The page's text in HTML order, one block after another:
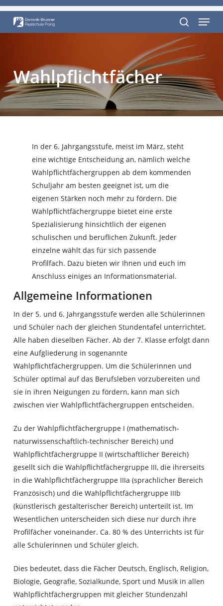
Skip
main
search
Menu
Wahlpflichtfächer
In der 6. Jahrgangsstufe, meist im März, steht
eine wichtige Entscheidung an, nämlich welche
Wahlpflichtfächergruppen ab dem kommenden
Schuljahr am besten geeignet ist, um die
eigenen Stärken noch mehr zu fördern. Die
Wahlpflichtfächergruppe bietet eine erste
Spezialisierung hinsichtlich der eigenen
schulischen und beruflichen Zukunft. Jeder
einzelne wählt das für sich passende
Profilfach. Dazu bieten wir Ihnen und euch im
Anschluss einiges an Informationsmaterial.
Allgemeine Informationen
In der 5. und 6. Jahrgangsstufe werden alle Schülerinnen
und Schüler nach der gleichen Stundentafel unterrichtet.
Alle haben dieselben Fächer. Ab der 7. Klasse erfolgt dann
eine Aufgliederung in sogenannte
Wahlpflichtfächergruppen. Um die Schülerinnen und
Schüler optimal auf das Berufsleben vorzubereiten und
sie in ihren Neigungen zu fördern, kann man sich
zwischen vier Wahlpflichtfächergruppen entscheiden.
Zu der Wahlpflichtfächergruppe I (mathematisch-
naturwissenschaftlich-technischer Bereich) und
Wahlpflichtfächergruppe II (wirtschaftlicher Bereich)
gesellt sich die Wahlpflichtfächergruppe III, die ihrerseits
in die Wahlpflichtfächergruppe IIIa (sprachlicher Bereich
Französisch) und die Wahlpflichtfächergruppe IIIb
(künstlerisch gestalterischer Bereich) unterteilt ist. Im
Wesentlichen unterscheiden sich diese nur durch ihre
Profilfächer voneinander. Ca. 80 % des Unterrichts ist für
alle Schülerinnen und Schüler gleich.
Dies bedeutet, dass die Fächer Deutsch, Englisch, Religion,
Biologie, Geografie, Sozialkunde, Sport und Musik in allen
Wahlpflichtfächergruppen mit gleicher Stundenzahl
Close